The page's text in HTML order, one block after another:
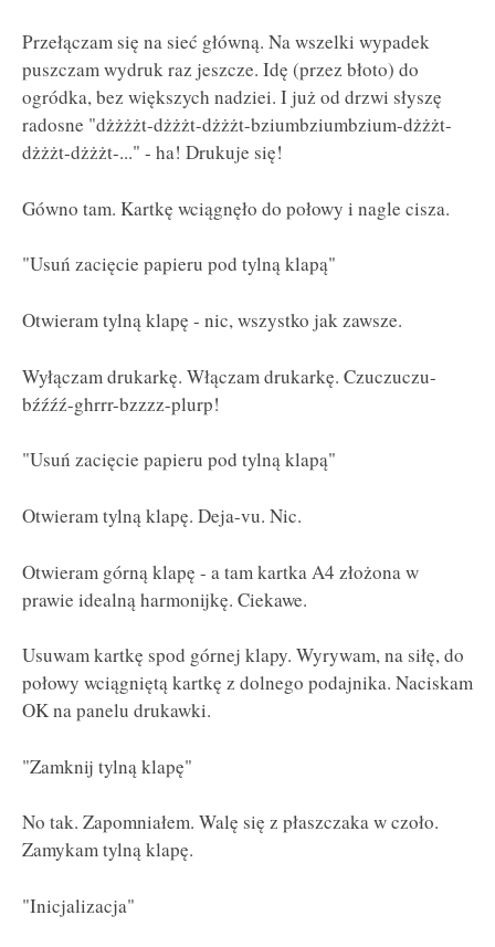
Przełączam się na sieć główną. Na wszelki wypadek
puszczam wydruk raz jeszcze. Idę (przez błoto) do
ogródka, bez większych nadziei. I już od drzwi słyszę
radosne "dżżżżt-dżżżt-dżżżt-bziumbziumbzium-dżżżt-
dżżżt-dżżżt-..." - ha! Drukuje się!
Gówno tam. Kartkę wciągnęło do połowy i nagle cisza.
"Usuń zacięcie papieru pod tylną klapą"
Otwieram tylną klapę - nic, wszystko jak zawsze.
Wyłączam drukarkę. Włączam drukarkę. Czuczuczu-
bźźźź-ghrrr-bzzzz-plurp!
"Usuń zacięcie papieru pod tylną klapą"
Otwieram tylną klapę. Deja-vu. Nic.
Otwieram górną klapę - a tam kartka A4 złożona w
prawie idealną harmonijkę. Ciekawe.
Usuwam kartkę spod górnej klapy. Wyrywam, na siłę, do
połowy wciągniętą kartkę z dolnego podajnika. Naciskam
OK na panelu drukawki.
"Zamknij tylną klapę"
No tak. Zapomniałem. Walę się z płaszczaka w czoło.
Zamykam tylną klapę.
"Inicjalizacja"